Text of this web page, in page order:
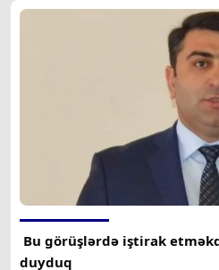
Bu görüşlərdə iştirak